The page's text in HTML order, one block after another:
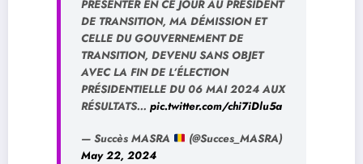
PRÉSENTER EN CE JOUR AU PRESIDENT
DE TRANSITION, MA DÉMISSION ET
CELLE DU GOUVERNEMENT DE
TRANSITION, DEVENU SANS OBJET
AVEC LA FIN DE L’ÉLECTION
PRÉSIDENTIELLE DU 06 MAI 2024 AUX
RÉSULTATS… pic.twitter.com/chi7iDlu5a
— Succès MASRA
(@Succes_MASRA)
May 22, 2024